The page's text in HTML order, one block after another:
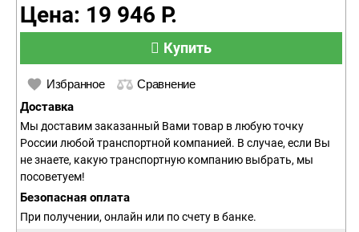
Цена: 19 946 Р.
Купить
Избранное Сравнение
Доставка
Мы доставим заказанный Вами товар в любую точку
России любой транспортной компанией. В случае, если Вы
не знаете, какую транспортную компанию выбрать, мы
посоветуем!
Безопасная оплата
При получении, онлайн или по счету в банке.